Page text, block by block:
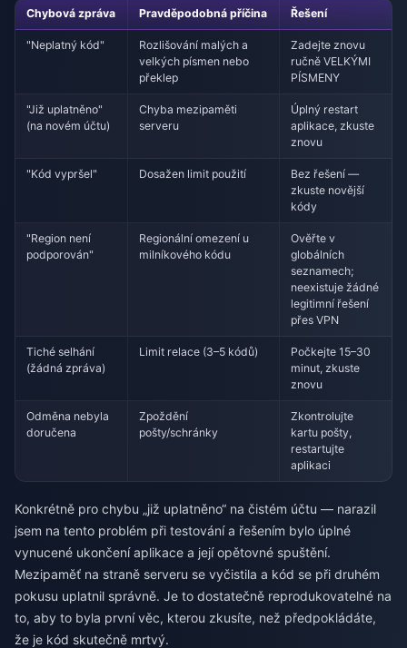
Chybová zpráva Pravděpodobná příčina Řešení
"Neplatný kód"
Rozlišování malých a
velkých písmen nebo
překlep
Zadejte znovu
ručně VELKÝMI
PÍSMENY
"Již uplatněno"
(na novém účtu)
Chyba mezipaměti
serveru
Úplný restart
aplikace, zkuste
znovu
"Kód vypršel" Dosažen limit použití
Bez řešení —
zkuste novější
kódy
"Region není
podporován"
Regionální omezení u
milníkového kódu
Ověřte v
globálních
seznamech;
neexistuje žádné
legitimní řešení
přes VPN
Tiché selhání
(žádná zpráva)
Limit relace (3–5 kódů)
Počkejte 15–30
minut, zkuste
znovu
Odměna nebyla
doručena
Zpoždění
pošty/schránky
Zkontrolujte
kartu pošty,
restartujte
aplikaci
Konkrétně pro chybu „již uplatněno“ na čistém účtu — narazil
jsem na tento problém při testování a řešením bylo úplné
vynucené ukončení aplikace a její opětovné spuštění.
Mezipaměť na straně serveru se vyčistila a kód se při druhém
pokusu uplatnil správně. Je to dostatečně reprodukovatelné na
to, aby to byla první věc, kterou zkusíte, než předpokládáte,
že je kód skutečně mrtvý.